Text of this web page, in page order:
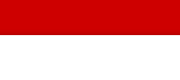
In Blu bordo